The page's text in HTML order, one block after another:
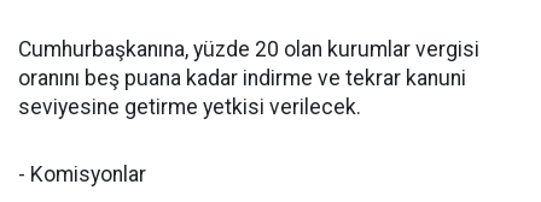
Cumhurbaşkanına, yüzde 20 olan kurumlar vergisi
oranını beş puana kadar indirme ve tekrar kanuni
seviyesine getirme yetkisi verilecek.
- Komisyonlar